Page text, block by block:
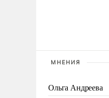
МНЕНИЯ
Ольга Андреева